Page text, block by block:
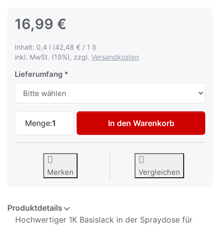
16,99 €
Inhalt: 0,4 l (42,48 € / 1 l)
inkl. MwSt. (19%), zzgl. Versandkosten
Lieferumfang
Menge:1
Autolack Spraydose für Honda NH821M
In den Warenkorb
Merken Vergleichen
Produktdetails
Hochwertiger 1K Basislack in der Spraydose für